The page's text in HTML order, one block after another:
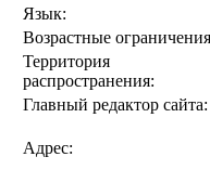
Язык:
Возрастные
Территория
распространения:
Главный редактор сайта:
Адрес: